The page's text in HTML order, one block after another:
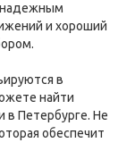
надежным
и хороший
в
найти
в Петербурге. Не
обеспечит